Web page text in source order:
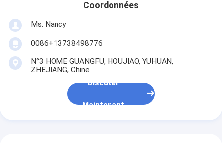
Réparations de culasse
Pompe de direction de voiture
Coordonnées
Ms. Nancy
0086+13738498776
N°3 HOME GUANGFU, HOUJIAO, YUHUAN,
ZHEJIANG, Chine
Discuter
Maintenant